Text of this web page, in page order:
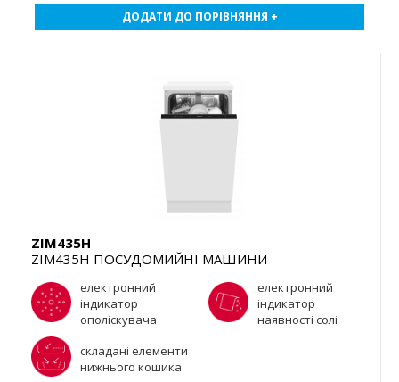
ДОДАТИ ДО ПОРІВНЯННЯ +
ZIM435H
ZIM435H ПОСУДОМИЙНІ МАШИНИ
електронний
індикатор
ополіскувача
електронний
індикатор
наявності солі
складані елементи
нижнього кошика